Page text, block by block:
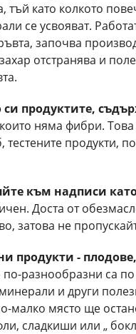
тъй като колкото
се усвояват.
започва
отстранява и
продуктите,
няма фибри. Това
тестените продукти,
към надписи
Доста от
затова не
продукти -
по-разнообразни са
и други
малко място ще
сладкиши или „